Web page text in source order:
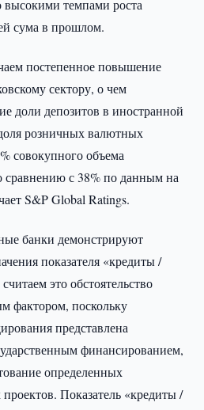
высокими темпами роста
сума в прошлом.
постепенное повышение
сектору, о чем
доли депозитов в иностранной
розничных валютных
совокупного объема
сравнению с 38% по данным на
S&P Global Ratings.
банки демонстрируют
показателя «кредиты /
это обстоятельство
фактором, поскольку
представлена
финансированием,
определенных
Показатель «кредиты /